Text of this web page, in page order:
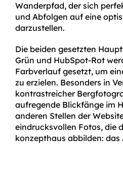
Wanderpfad, der sich
und Abfolgen auf eine
darzustellen.
Die beiden gesetzten
Grün und HubSpot-Rot
Farbverlauf gesetzt, um
zu erzielen. Besonders in
kontrastreicher
aufregende Blickfänge im
anderen Stellen der
eindrucksvollen Fotos, die
konzepthaus abbilden: das